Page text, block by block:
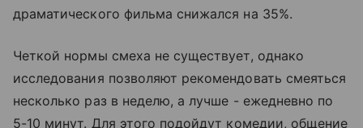
драматического фильма снижался на 35%.
Четкой нормы смеха не существует, однако
исследования позволяют рекомендовать смеяться
несколько раз в неделю, а лучше - ежедневно по
5-10 минут. Для этого подойдут комедии, общение